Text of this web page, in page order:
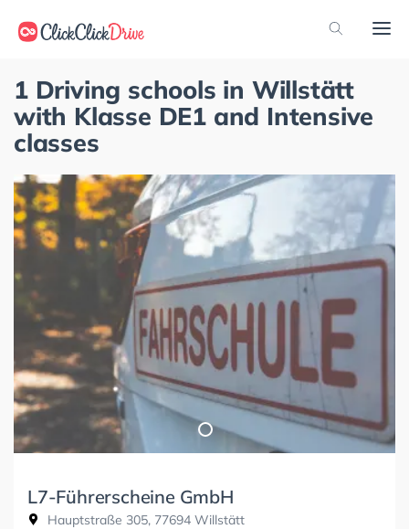
1 Driving schools in Willstätt
with Klasse DE1 and Intensive
classes
L7-Führerscheine GmbH
Hauptstraße 305, 77694 Willstätt